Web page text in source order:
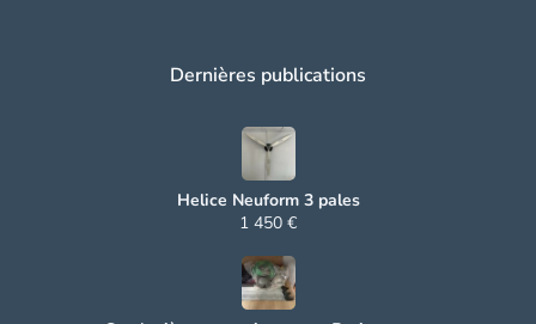
Dernières publications
Helice Neuform 3 pales
1 450 €